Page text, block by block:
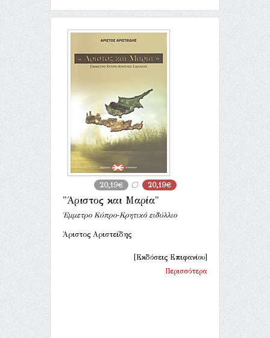
20,19€ 20,19€
"Άριστος και Μαρία"
Έμμετρο Κύπρο-Κρητικό ειδύλλιο
Άριστος Αριστείδης
[Εκδόσεις Επιφανίου]
Περισσότερα